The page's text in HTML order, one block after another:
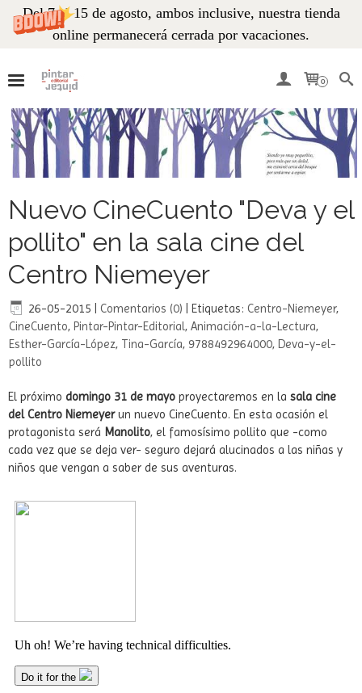
Del 7 al 15 de agosto, ambos inclusive, nuestra tienda
online permanecerá cerrada por vacaciones.
0
Nuevo CineCuento "Deva y el
pollito" en la sala cine del
Centro Niemeyer
26-05-2015 Comentarios (0) Etiquetas: Centro-Niemeyer,
CineCuento, Pintar-Pintar-Editorial, Animación-a-la-Lectura,
Esther-García-López, Tina-García, 9788492964000, Deva-y-el-
pollito
El próximo domingo 31 de mayo proyectaremos en la sala cine
del Centro Niemeyerun nuevo CineCuento. En esta ocasión el
protagonista será Manolito, el famosísimo pollito que -como
cada vez que se deja ver- seguro dejará alucinados a las niñas y
niños que vengan a saber de sus aventuras.